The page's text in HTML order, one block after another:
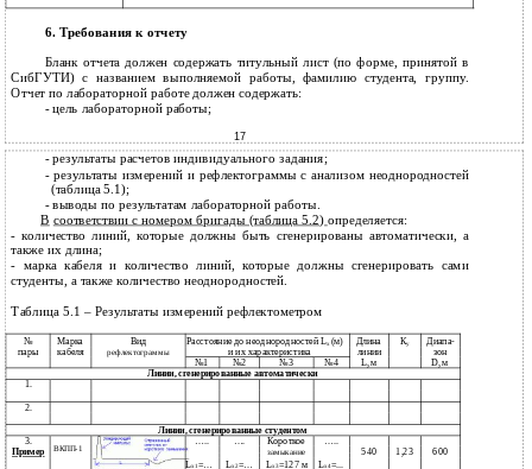
6. Требования к отчету
Бланк отчета должен содержать титульный лист (по форме, принятой в
СибГУТИ) с названием выполняемой работы, фамилию студента, группу.
Отчет по лабораторной работе должен содержать:
- цель лабораторной работы;
17
- результаты расчетов индивидуального задания;
- результаты измерений и рефлектограммы с анализом неоднородностей
(таблица 5.1);
- выводы по результатам лабораторной работы.
В соответствии с номером бригады (таблица 5.2) определяется:
- количество линий, которые должны быть сгенерированы автоматически, а
также их длина;
- марка кабеля и количество линий, которые должны сгенерировать сами
студенты, а также количество неоднородностей.
Таблица 5.1 – Результаты измерений рефлектометром
№ Марка Вид Расстояние до неоднородностей Lx (м) Длина Ку
Диапа-
пары
кабеля рефлектограммы и их характеристика линии
зон
№1
№2 №3 №4 L, м
D, м
Линии, сгенерированные автоматически
1.
2.
Линии, сгенерированные студентом
3.
ВКПП-1
….. …. Короткое
…..
Пример
замыкание 540 1,23
600
Lx1=… Lx2=… Lx3=127 м Lx4=...